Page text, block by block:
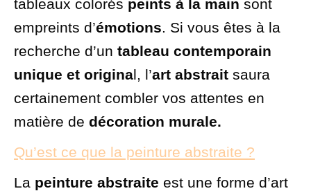
tableaux colorés peints à la main sont
empreints d’émotions . Si vous êtes à la
recherche d’un tableau contemporain
unique et original, l’art abstrait saura
certainement combler vos attentes en
matière de décoration murale.
Qu’est ce que la peinture abstraite ?
La peinture abstraite est une forme d’art